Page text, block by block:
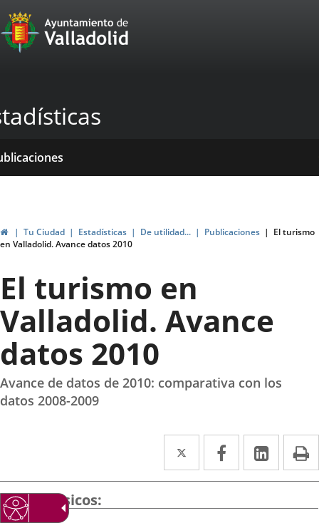
Portal
Web
Ayuntamiento
de
Valladolid
HomeTu Ciudad Estadísticas De utilidad... Publicaciones
El turismo
en Valladolid. Avance datos 2010
El turismo en
Valladolid. Avance
datos 2010
Avance de datos de 2010: comparativa con los
datos 2008-2009
Twitter
Enlace
a
Facebook
Enlace
a
Enlace
a
Datos básicos